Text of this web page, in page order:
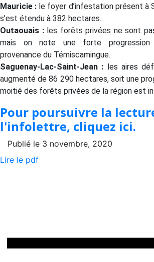
Mauricie : le foyer d’infestation présent à
s’est étendu à 382 hectares.
Outaouais :les forêts privées ne sont
mais on note une forte progression
provenance du Témiscamingue.
Saguenay-Lac-Saint-Jean : les aires
augmenté de 86 290 hectares, soit une
moitié des forêts privées de la région est
Pour poursuivre la
l'infolettre, cliquez ici.
Publié le 3 novembre, 2020
Lire le pdf